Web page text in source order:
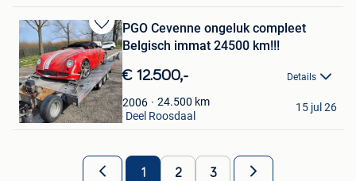
Bewaren
in
Mijn
Favorieten
PGO Cevenne ongeluk compleet
Belgisch immat 24500 km!!!
€ 12.500,- Details
2006 24.500 km
Overdrive
St-Kwintens-Lennik + Deel Roosdaal
15 jul 26
1 2 3